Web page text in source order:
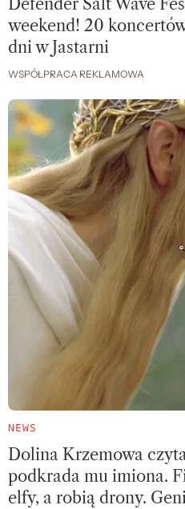
Defender Salt Wave
weekend! 20
dni w Jastarni
WSPÓŁPRACA REKLAMOWA
NEWS
Dolina Krzemowa
podkrada mu imiona.
elfy, a robią drony.